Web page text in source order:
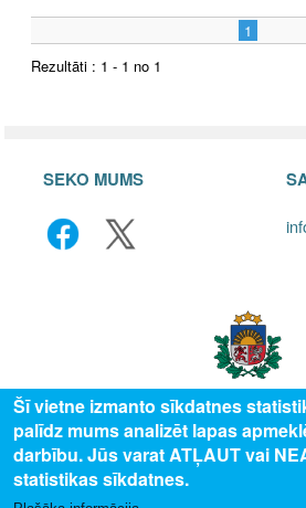
1
Rezultāti : 1 - 1 no 1
SEKO MUMS
© 2025 Valsts izglītības attīstības aģentūra,
Šī vietne izmanto sīkdatnes
palīdz mums analizēt lapas
darbību. Jūs varat ATĻAUT vai
statistikas sīkdatnes.